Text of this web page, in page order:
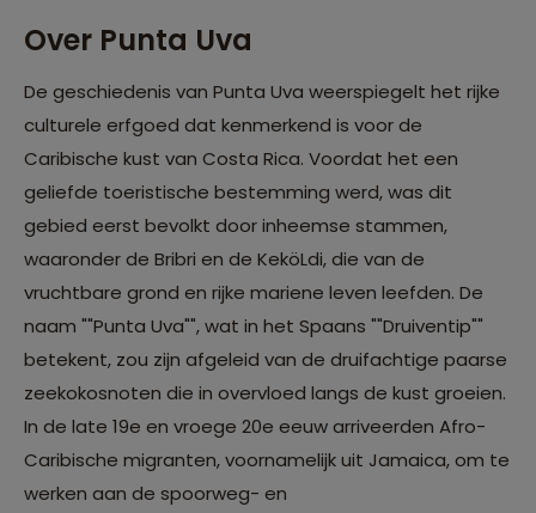
Over Punta Uva
De geschiedenis van Punta Uva weerspiegelt het rijke
culturele erfgoed dat kenmerkend is voor de
Caribische kust van Costa Rica. Voordat het een
geliefde toeristische bestemming werd, was dit
gebied eerst bevolkt door inheemse stammen,
waaronder de Bribri en de KeköLdi, die van de
vruchtbare grond en rijke mariene leven leefden. De
naam ""Punta Uva"", wat in het Spaans ""Druiventip""
betekent, zou zijn afgeleid van de druifachtige paarse
zeekokosnoten die in overvloed langs de kust groeien.
In de late 19e en vroege 20e eeuw arriveerden Afro-
Caribische migranten, voornamelijk uit Jamaica, om te
werken aan de spoorweg- en